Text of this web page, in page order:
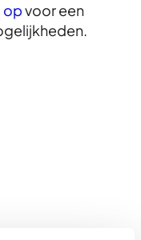
opvoor een